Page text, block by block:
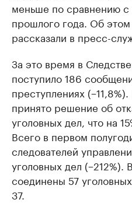
меньше по сравнению
прошлого года. Об
рассказали в пресс-
За это время в
поступило 186
преступлениях
принято решение об
уголовных дел, что на
Всего в первом
следователей
уголовных дел (−212%).
соединены 57
37.